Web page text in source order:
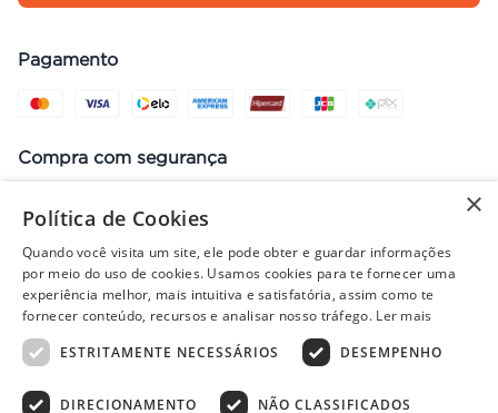
Pagamento
Compra com segurança
Preços, promoções, condições de pagamento e frete válidos apenas
para compras no site. Em caso de divergência, prevalece o valor do
carrinho no fechamento do pedido. Vendas sujeitas à análise e
© 2022 - PISOLAR | CNPJ: 32.868.002/0004-36 | Rua Quirino, 1294
×
Política de Cookies
Quando você visita um site, ele pode obter e guardar informações
por meio do uso de cookies. Usamos cookies para te fornecer uma
experiência melhor, mais intuitiva e satisfatória, assim como te
fornecer conteúdo, recursos e analisar nosso tráfego. Ler mais
ESTRITAMENTE NECESSÁRIOS
DESEMPENHO
DIRECIONAMENTO NÃO CLASSIFICADOS